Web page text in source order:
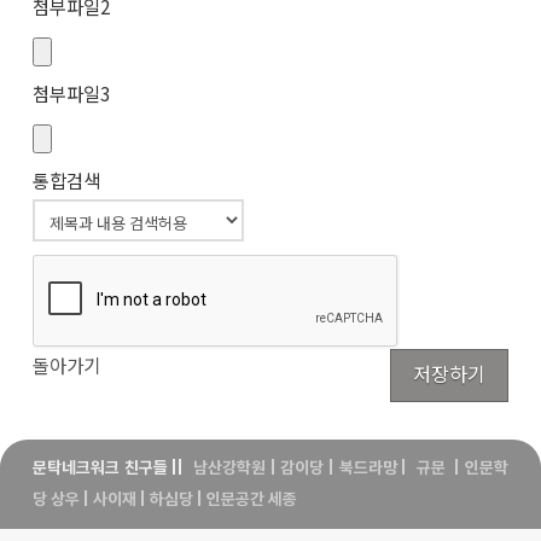
첨부파일2
첨부파일3
통합검색
돌아가기 저장하기
문탁네크워크 친구들 남산강학원 감이당 북드라망| 규문 |인문학
당 상우
사이재 하심당| 인문공간 세종